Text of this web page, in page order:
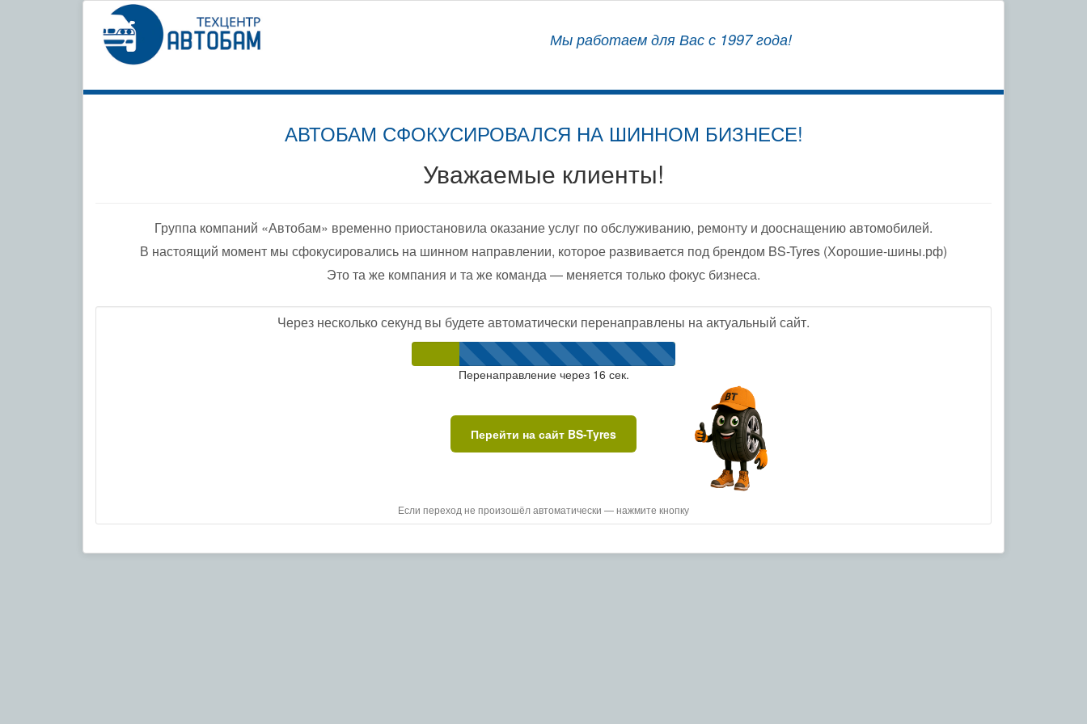
Мы работаем для Вас с 1997 года!
АВТОБАМ СФОКУСИРОВАЛСЯ НА ШИННОМ БИЗНЕСЕ!
Уважаемые клиенты!
Группа компаний «Автобам» временно приостановила оказание услуг по обслуживанию, ремонту и дооснащению автомобилей.
В настоящий момент мы сфокусировались на шинном направлении, которое развивается под брендом BS-Tyres (Хорошие-шины.рф)
Это та же компания и та же команда — меняется только фокус бизнеса.
Через несколько секунд вы будете автоматически перенаправлены на актуальный сайт.
Перенаправление через 16 сек.
Перейти на сайт BS-Tyres
Если переход не произошёл автоматически — нажмите кнопку